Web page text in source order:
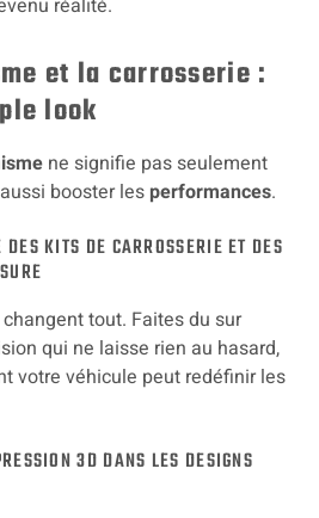
réalité.
et la carrosserie :
look
ne signifie pas seulement
booster les performances.
DES KITS DE CARROSSERIE ET DES
tout. Faites du sur
qui ne laisse rien au hasard,
votre véhicule peut redéfinir les
3D DANS LES DESIGNS